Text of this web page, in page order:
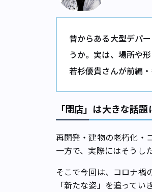
昔からある大型デパ
うか。実は、場所や
若杉優貴さんが前編
「閉店」は大きな話
再開発・建物の老朽化・
一方で、実際にはそうし
そこで今回は、コロナ禍
「新たな姿」を追ってい